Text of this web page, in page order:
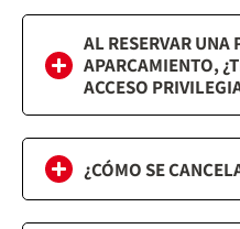
AL RESERVAR UNA
APARCAMIENTO,
ACCESO
¿CÓMO SE